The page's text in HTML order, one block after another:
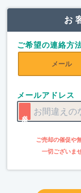
お
ご希望の連絡方
メール
メールアドレス